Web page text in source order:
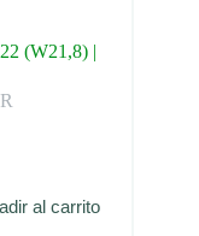
(W21,8) |
al carrito